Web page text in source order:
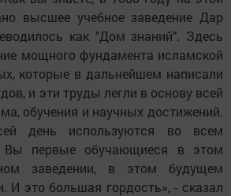
высшее учебное заведение Дар
как "Дом знаний". Здесь
мощного фундамента исламской
которые в дальнейшем написали
и эти труды легли в основу всей
обучения и научных достижений.
день используются во всем
Вы первые обучающиеся в этом
заведении, в этом будущем
И это большая гордость», - сказал